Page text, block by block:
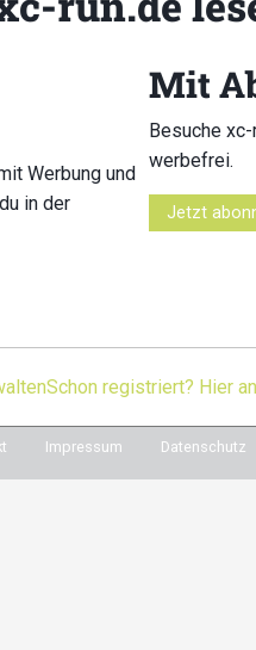
Netzwerken
xc-
Du
Impressum Datenschutz
Werbung und
in der
Mit
Besuche
werbefrei.
Jetzt
Schon registriert? Hier